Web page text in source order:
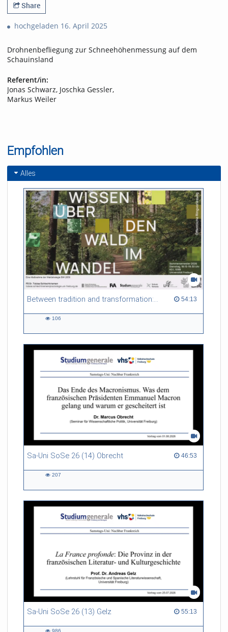
Share
hochgeladen 16. April 2025
Drohnenbefliegung zur Schneehöhenmessung auf dem
Schauinsland
Referent/in:
Jonas Schwarz, Joschka Gessler,
Markus Weiler
Empfohlen
Alles
Between tradition and transformation: how owners, advisers and institutions co-create knowledge for resilient forests in Europe 54:13
54:13 duration
106
Sa-Uni SoSe 26 (14) Obrecht 46:53
46:53 duration
207
Sa-Uni SoSe 26 (13) Gelz 55:13
55:13 duration